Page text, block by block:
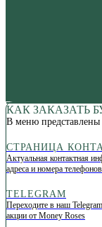
КАК ЗАКАЗАТЬ
В меню представлены
СТРАНИЦА
Актуальная контактная
адреса и номера
TELEGRAM
Переходите в наш
акции от Money Roses